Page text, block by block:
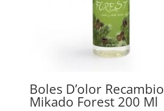
Boles D’olor Recambio
Mikado Forest 200 Ml